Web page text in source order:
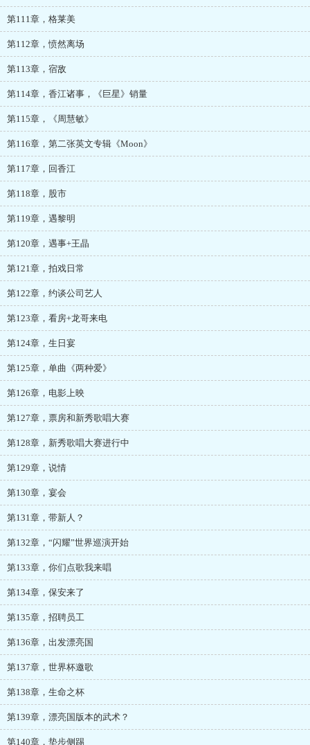
第111章，格莱美
第112章，愤然离场
第113章，宿敌
第114章，香江诸事，《巨星》销量
第115章，《周慧敏》
第116章，第二张英文专辑《Moon》
第117章，回香江
第118章，股市
第119章，遇黎明
第120章，遇事+王晶
第121章，拍戏日常
第122章，约谈公司艺人
第123章，看房+龙哥来电
第124章，生日宴
第125章，单曲《两种爱》
第126章，电影上映
第127章，票房和新秀歌唱大赛
第128章，新秀歌唱大赛进行中
第129章，说情
第130章，宴会
第131章，带新人？
第132章，“闪耀”世界巡演开始
第133章，你们点歌我来唱
第134章，保安来了
第135章，招聘员工
第136章，出发漂亮国
第137章，世界杯邀歌
第138章，生命之杯
第139章，漂亮国版本的武术？
第140章，垫步侧踢